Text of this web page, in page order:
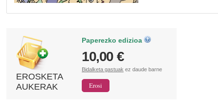
EROSKETA
AUKERAK
Paperezko edizioa
10,00 €
Bidalketa gastuak ez daude barne